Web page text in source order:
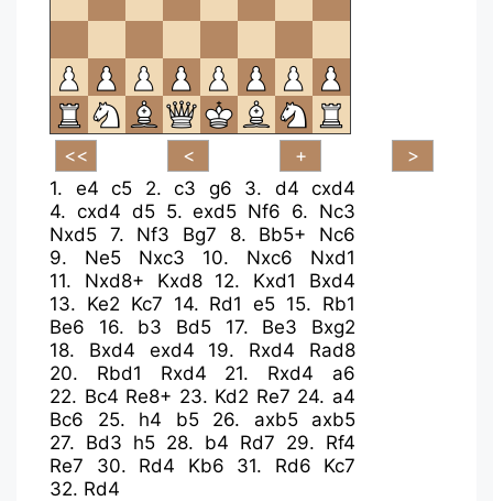
1. e4 c5 2. c3 g6 3. d4 cxd4
4. cxd4 d5 5.exd5 Nf6 6. Nc3
Nxd5 7. Nf3 Bg7 8. Bb5+
Nc6
9. Ne5 Nxc3 10. Nxc6
Nxd1
11. Nxd8+ Kxd8 12. Kxd1
Bxd4
13. Ke2 Kc7 14. Rd1 e5 15. Rb1
Be6
16. b3 Bd5 17. Be3
Bxg2
18. Bxd4 exd4 19. Rxd4
Rad8
20. Rbd1 Rxd4 21. Rxd4
a6
22. Bc4 Re8+ 23. Kd2 Re7 24. a4
Bc6
25. h4 b5 26. axb5
axb5
27. Bd3 h5 28. b4 Rd7 29. Rf4
Re7
30. Rd4 Kb6 31. Rd6
Kc7
32. Rd4